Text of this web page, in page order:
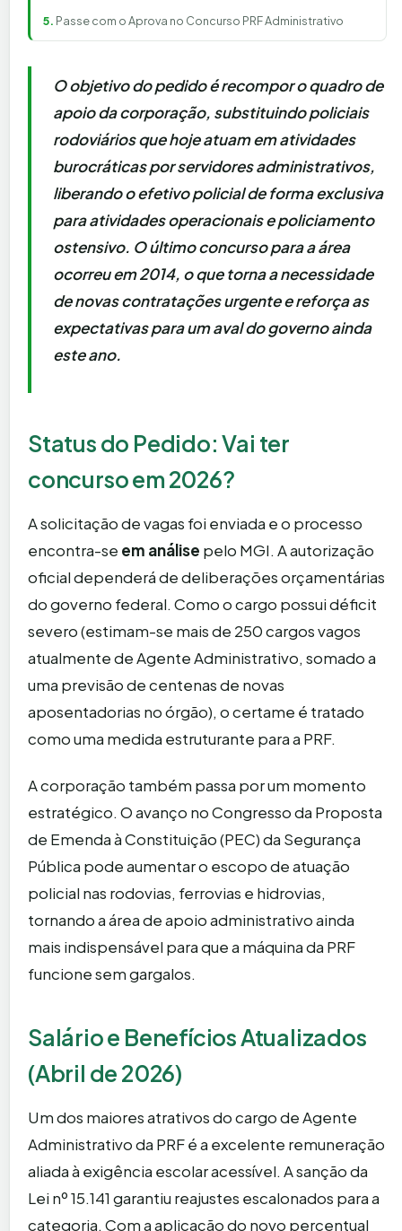
Passe com o Aprova no Concurso PRF Administrativo
O objetivo do pedido é recompor o quadro de
apoio da corporação, substituindo policiais
rodoviários que hoje atuam em atividades
burocráticas por servidores administrativos,
liberando o efetivo policial de forma exclusiva
para atividades operacionais e policiamento
ostensivo. O último concurso para a área
ocorreu em 2014, o que torna a necessidade
de novas contratações urgente e reforça as
expectativas para um aval do governo ainda
este ano.
Status do Pedido: Vai ter
concurso em 2026?
A solicitação de vagas foi enviada e o processo
encontra-se em análise pelo MGI. A autorização
oficial dependerá de deliberações orçamentárias
do governo federal. Como o cargo possui déficit
severo (estimam-se mais de 250 cargos vagos
atualmente de Agente Administrativo, somado a
uma previsão de centenas de novas
aposentadorias no órgão), o certame é tratado
como uma medida estruturante para a PRF.
A corporação também passa por um momento
estratégico. O avanço no Congresso da Proposta
de Emenda à Constituição (PEC) da Segurança
Pública pode aumentar o escopo de atuação
policial nas rodovias, ferrovias e hidrovias,
tornando a área de apoio administrativo ainda
mais indispensável para que a máquina da PRF
funcione sem gargalos.
Salário e Benefícios Atualizados
(Abril de 2026)
Um dos maiores atrativos do cargo de Agente
Administrativo da PRF é a excelente remuneração
aliada à exigência escolar acessível. A sanção da
Lei nº 15.141 garantiu reajustes escalonados para a
categoria. Com a aplicação do novo percentual